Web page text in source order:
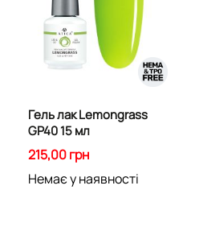
Гель лак Lemongrass
GP40 15 мл
215,00 грн
Немає у наявності